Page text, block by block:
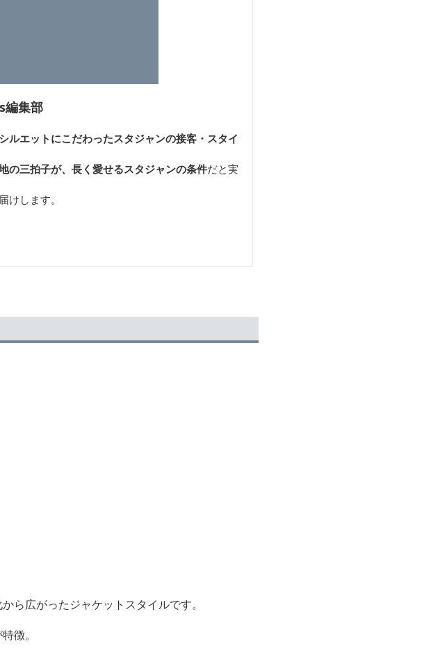
集部
ルエットにこだわったスタジャンの接客・スタイ
の三拍子が、長く愛せるスタジャンの条件だと実
します。
ら広がったジャケットスタイルです。
徴。